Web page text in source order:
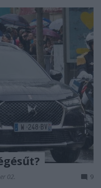
02. 9